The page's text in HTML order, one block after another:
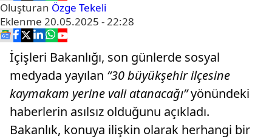
Oluşturan Özge Tekeli
Eklenme 20.05.2025 - 22:28
İçişleri Bakanlığı, son günlerde sosyal
medyada yayılan “30 büyükşehir ilçesine
kaymakam yerine vali atanacağı”yönündeki
haberlerin asılsız olduğunu açıkladı.
Bakanlık, konuya ilişkin olarak herhangi bir